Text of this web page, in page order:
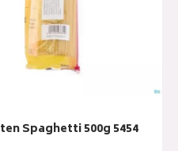
Spaghetti 500g 5454